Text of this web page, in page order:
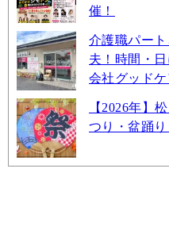
催！
介護職パー
夫！時間・
会社グッドケ
【2026年】
つり・盆踊